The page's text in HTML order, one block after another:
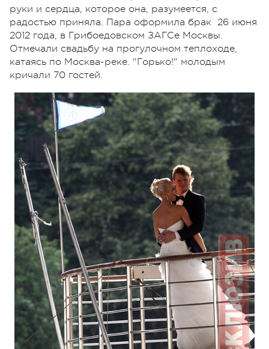
руки и сердца, которое она, разумеется, с
радостью приняла. Пара оформила брак 26 июня
2012 года, в Грибоедовском ЗАГСе Москвы.
Отмечали свадьбу на прогулочном теплоходе,
катаясь по Москва-реке. "Горько!" молодым
кричали 70 гостей.